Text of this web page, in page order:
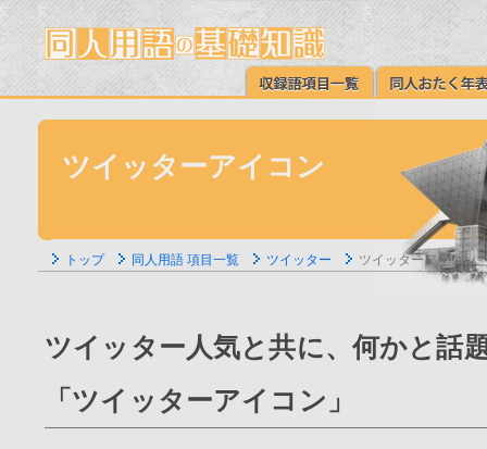
ツイッターアイコン
トップ 同人用語 項目一覧 ツイッター ツイッターアイコン
ツイッター人気と共に、何かと話
「ツイッターアイコン」